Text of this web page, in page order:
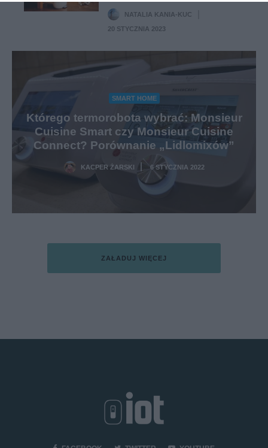
NATALIA KANIA-KUC
20 STYCZNIA 2023
SMART HOME
Którego termorobota wybrać: Monsieur
Cuisine Smart czy Monsieur Cuisine
Connect? Porównanie „Lidlomixów”
KACPER ŻARSKI 6 STYCZNIA 2022
ZAŁADUJ WIĘCEJ